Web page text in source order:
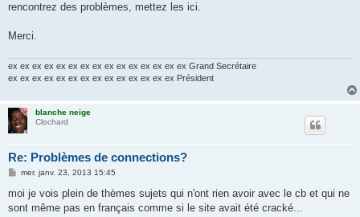
rencontrez des problèmes, mettez les ici.
Merci.
ex ex ex ex ex ex ex ex ex ex ex ex ex ex ex Grand Secrétaire
ex ex ex ex ex ex ex ex ex ex ex ex ex ex Président
blanche neige
Clochard
Re: Problèmes de connections?
M
s
a
mer. janv. 23, 2013 15:45
moi je vois plein de thèmes sujets qui n'ont rien avoir avec le cb et qui ne
sont même pas en français comme si le site avait été cracké...